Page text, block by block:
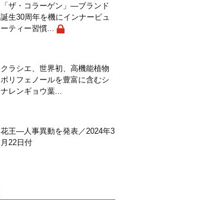
「ザ・コラーゲン」―ブランド
誕生30周年を機にインナービュ
ーティー習慣...
クラシエ、世界初、高機能植物
ポリフェノールを豊富に含むシ
ナレンギョウ葉...
花王―人事異動を発表／2024年3
月22日付